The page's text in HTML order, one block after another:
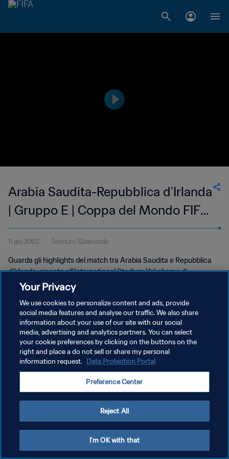
Arabia Saudita-Repubblica d'Irlanda
| Gruppo E | Coppa del Mondo FIFA
Corea/Giappone 2002 | Highlights
11 giu 2002 5minuto 52secondo
Guarda gli highlights del match tra Arabia Saudita e Repubblica
d'Irlanda, giocato all'International Stadium Yokohama di
Yokohama, martedì 11 giugno 2002.
PRIVACY POLICY
TERMINI DI SERVIZIO
GESTISCI LE TUE PREFERENZE PER I COOKIES
Copyright © 1994 - 2026 FIFA. Tutti i diritti riservati.
Your Privacy
We use cookies to personalize content and ads, provide
social media features and analyse our traffic. We also share
information about your use of our site with our social
media, advertising and analytics partners. You can select
your cookie preferences by clicking on the buttons on the
right and place a do not sell or share my personal
information request. Data Protection Portal
Preference Center
Reject All
I'm OK with that